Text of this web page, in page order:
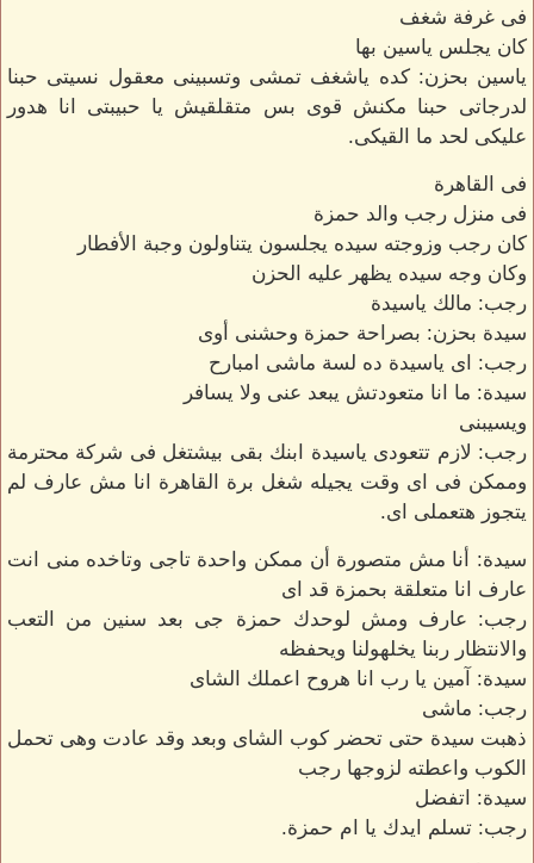
فى غرفة شغف
كان يجلس ياسين بها
ياسين بحزن: كده ياشغف تمشى وتسبينى معقول نسيتى حبنا
لدرجاتى حبنا مكنش قوى بس متقلقيش يا حبيبتى انا هدور
عليكى لحد ما القيكى.
فى القاهرة
فى منزل رجب والد حمزة
كان رجب وزوجته سيده يجلسون يتناولون وجبة الأفطار
وكان وجه سيده يظهر عليه الحزن
رجب: مالك ياسيدة
سيدة بحزن: بصراحة حمزة وحشنى أوى
رجب: اى ياسيدة ده لسة ماشى امبارح
سيدة: ما انا متعودتش يبعد عنى ولا يسافر
ويسيبنى
رجب: لازم تتعودى ياسيدة ابنك بقى بيشتغل فى شركة محترمة
وممكن فى اى وقت يجيله شغل برة القاهرة انا مش عارف لم
يتجوز هتعملى اى.
سيدة: أنا مش متصورة أن ممكن واحدة تاجى وتاخده منى انت
عارف انا متعلقة بحمزة قد اى
رجب: عارف ومش لوحدك حمزة جى بعد سنين من التعب
والانتظار ربنا يخلهولنا ويحفظه
سيدة: آمين يا رب انا هروح اعملك الشاى
رجب: ماشى
ذهبت سيدة حتى تحضر كوب الشاى وبعد وقد عادت وهى تحمل
الكوب واعطته لزوجها رجب
سيدة: اتفضل
رجب: تسلم ايدك يا ام حمزة.